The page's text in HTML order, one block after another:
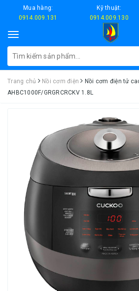
Mua hàng:
0914.009.131
Kỹ thuật:
0914.009.130
Toggle
navigation
Trang chủ Nồi cơm điện
Nồi cơm điện tử
AHBC1000F/GRGRCRCKV 1.8L